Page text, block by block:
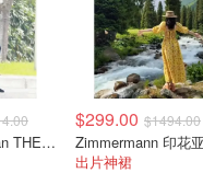
Stuart Weitzman THE OUTNET 麂皮过膝靴 黑色
$299.00 $1494.00
出片神裙